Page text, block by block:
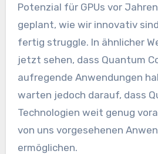
Potenzial für GPUs vor
geplant, wie wir innovativ
fertig struggle. In ähnlicher
jetzt sehen, dass Quantum
aufregende Anwendungen
warten jedoch darauf, dass
Technologien weit genug
von uns vorgesehenen
ermöglichen.